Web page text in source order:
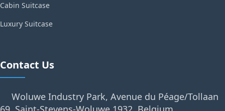
Cabin Suitcase
Luxury Suitcase
Contact Us
Woluwe Industry Park, Avenue du Péage/Tollaan